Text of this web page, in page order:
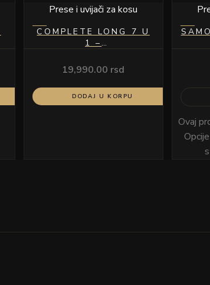
Prese i uvijači za kosu
COMPLETE LONG 7 U
1 –
STYLER ZA KOSU
PINK
19,990.00 rsd
DODAJ U KORPU
Ovaj